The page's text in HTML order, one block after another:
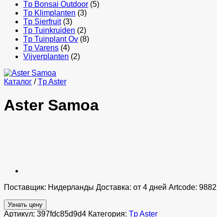
Tp Bonsai Outdoor (5)
Tp Klimplanten (3)
Tp Sierfruit (3)
Tp Tuinkruiden (2)
Tp Tuinplant Ov (8)
Tp Varens (4)
Vijverplanten (2)
Каталог / Tp Aster
Aster Samoa
Поставщик: Нидерланды Доставка: от 4 дней Artcode:
Узнать цену
Артикул: 397fdc85d9d4 Категория: Tp Aster